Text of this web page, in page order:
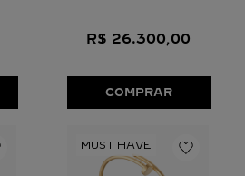
R$ 26.300,00
COMPRAR